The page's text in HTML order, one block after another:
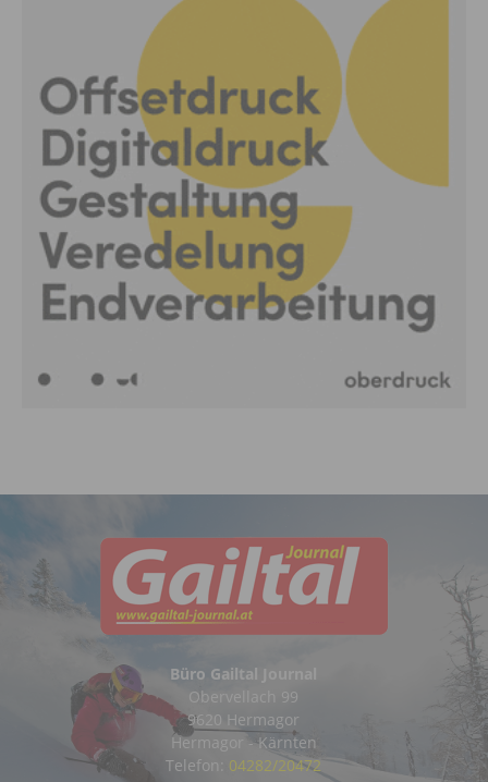
Büro Gailtal Journal
Obervellach 99
9620 Hermagor
Hermagor - Kärnten
Telefon: 04282/20472